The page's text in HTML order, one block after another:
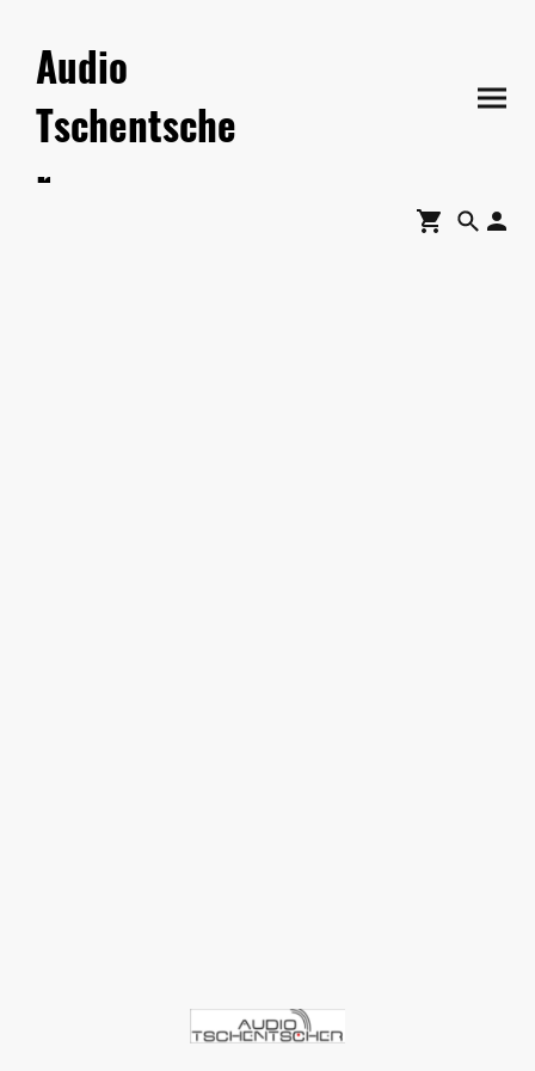
Audio
Tschentsche
r